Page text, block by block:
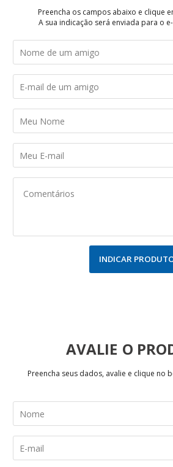
Preencha os campos abaixo e clique
A sua indicação será enviada para o
INDICAR
AVALIE
Preencha seus dados, avalie e clique no